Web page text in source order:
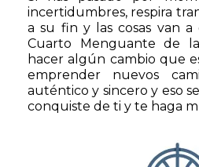
incertidumbres, respira
a su fin y las cosas van a
Cuarto Menguante de
hacer algún cambio que
emprender nuevos
auténtico y sincero y eso
conquiste de ti y te haga